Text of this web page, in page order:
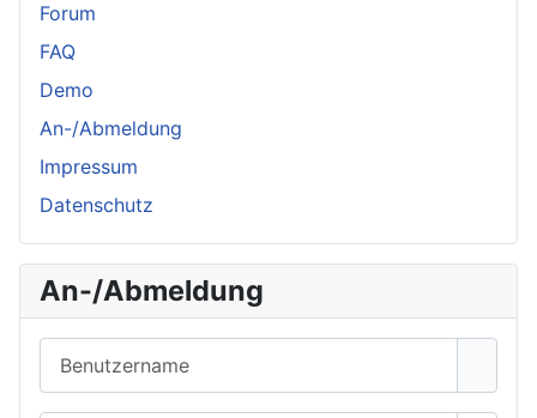
Forum
FAQ
Demo
An-/Abmeldung
Impressum
Datenschutz
An-/Abmeldung